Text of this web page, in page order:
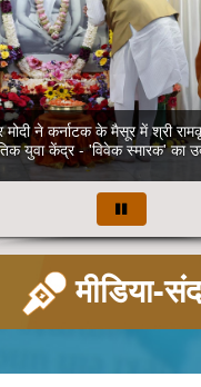
मोदी नई दिल्ली के संसद भवन
दिन मीडियाकर्मियों को संबोधित
Pause
banner
मीडिया-